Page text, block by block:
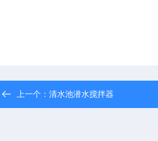
上一个： 清水池潜水搅拌器